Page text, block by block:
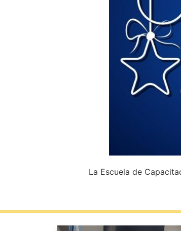
La Escuela de